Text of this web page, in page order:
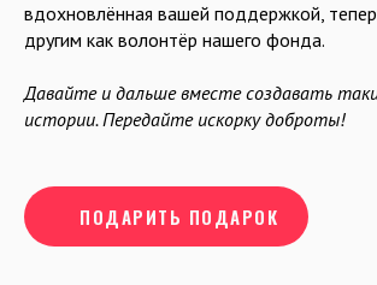
вдохновлённая вашей поддержкой,
другим как волонтёр нашего фонда.
Давайте и дальше вместе создавать
истории. Передайте искорку доброты!
ПОДАРИТЬ ПОДАРОК